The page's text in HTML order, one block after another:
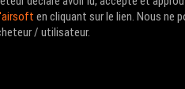
en cliquant sur le lien. Nous ne
/ utilisateur.